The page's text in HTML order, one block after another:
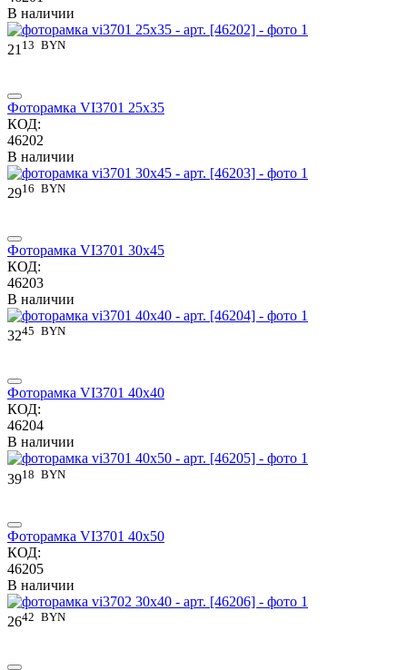
В наличии
21 13 BYN
Фоторамка VI3701 25x35
КОД:
46202
В наличии
2916 BYN
Фоторамка VI3701 30x45
КОД:
46203
В наличии
3245 BYN
Фоторамка VI3701 40x40
КОД:
46204
В наличии
3918 BYN
Фоторамка VI3701 40x50
КОД:
46205
В наличии
2642 BYN